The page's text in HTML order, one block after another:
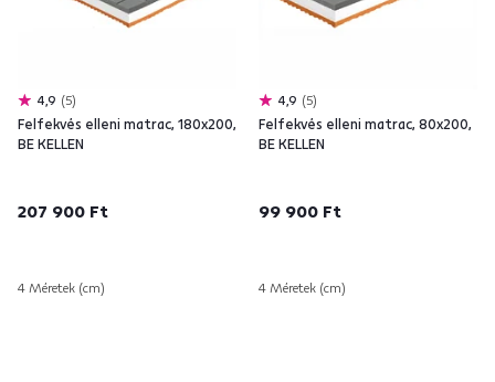
4,9 5
Felfekvés elleni matrac, 180x200,
BE KELLEN
207 900 Ft
4 Méretek (cm)
4,9 5
Felfekvés elleni matrac, 80x200,
BE KELLEN
99 900 Ft
4 Méretek (cm)